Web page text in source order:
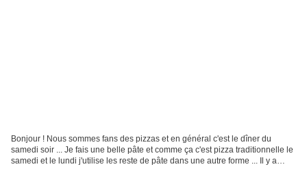
Bonjour ! Nous sommes fans des pizzas et en général c'est le dîner du
samedi soir ... Je fais une belle pâte et comme ça c'est pizza traditionnelle le
samedi et le lundi j'utilise les reste de pâte dans une autre forme ... Il y a